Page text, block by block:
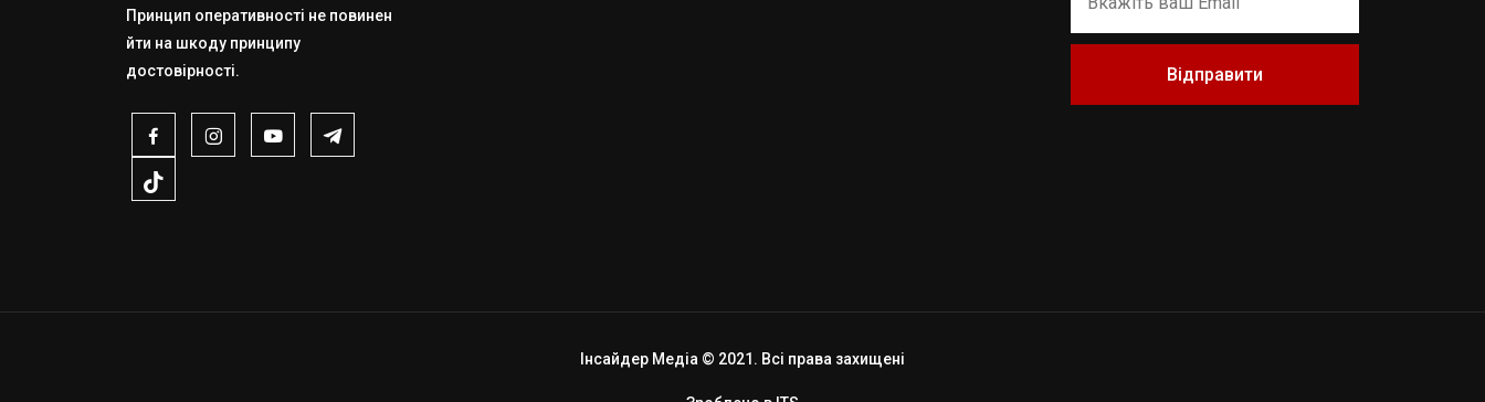
Принцип оперативності не повинен
йти на шкоду принципу
достовірності.
Відправити
Інсайдер Медіа © 2021. Всі права захищені